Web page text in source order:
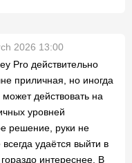
2026 13:00
Pro действительно
приличная, но иногда
действовать на
уровней
решение, руки не
удаётся выйти в
интереснее. В